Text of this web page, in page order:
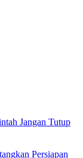
Jangan Tutup
Persiapan